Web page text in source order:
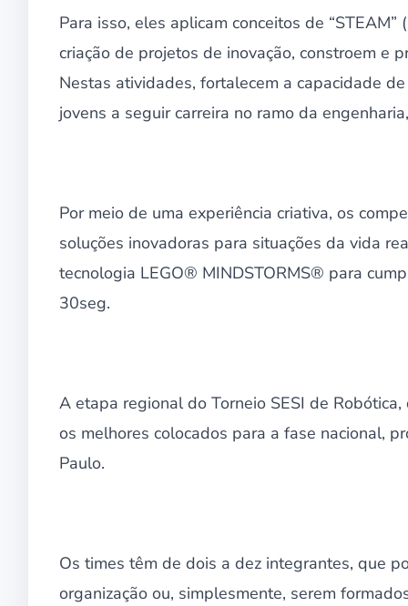
Para isso, eles aplicam conceitos de
criação de projetos de inovação, constroem e
Nestas atividades, fortalecem a capacidade
jovens a seguir carreira no ramo da
Por meio de uma experiência criativa, os
soluções inovadoras para situações da vida
tecnologia LEGO® MINDSTORMS® para
30seg.
A etapa regional do Torneio SESI de
os melhores colocados para a fase nacional,
Paulo.
Os times têm de dois a dez integrantes, que
organização ou, simplesmente, serem